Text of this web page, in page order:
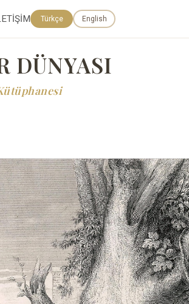
Türkçe English
DÜNYASI